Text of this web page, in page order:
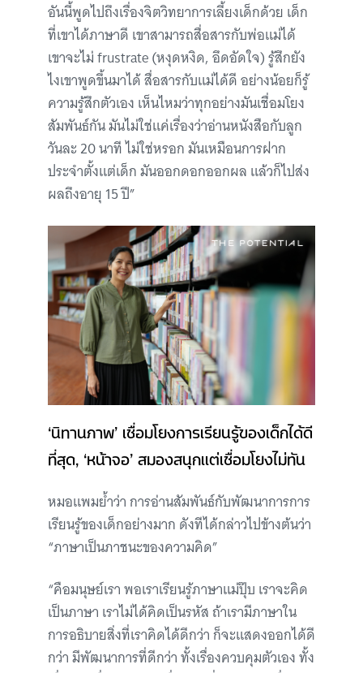
อันนี้พูดไปถึงเรื่องจิตวิทยาการเลี้ยงเด็กด้วย เด็ก
ที่เขาได้ภาษาดี เขาสามารถสื่อสารกับพ่อแม่ได้
เขาจะไม่ frustrate (หงุดหงิด, อึดอัดใจ) รู้สึกยัง
ไงเขาพูดขึ้นมาได้ สื่อสารกับแม่ได้ดี อย่างน้อยก็รู้
ความรู้สึกตัวเอง เห็นไหมว่าทุกอย่างมันเชื่อมโยง
สัมพันธ์กัน มันไม่ใช่แค่เรื่องว่าอ่านหนังสือกับลูก
วันละ 20 นาที ไม่ใช่หรอก มันเหมือนการฝาก
ประจำตั้งแต่เด็ก มันออกดอกออกผล แล้วก็ไปส่ง
ผลถึงอายุ 15 ปี”
‘นิทานภาพ’ เชื่อมโยงการเรียนรู้ของเด็กได้ดี
ที่สุด, ‘หน้าจอ’ สมองสนุกแต่เชื่อมโยงไม่ทัน
หมอแพมย้ำว่า การอ่านสัมพันธ์กับพัฒนาการการ
เรียนรู้ของเด็กอย่างมาก ดังทีได้กล่าวไปข้างต้นว่า
“ภาษาเป็นภาชนะของความคิด”
“คือมนุษย์เรา พอเราเรียนรู้ภาษาแม่ปุ๊บ เราจะคิด
เป็นภาษา เราไม่ได้คิดเป็นรหัส ถ้าเรามีภาษาใน
การอธิบายสิ่งที่เราคิดได้ดีกว่า ก็จะแสดงออกได้ดี
กว่า มีพัฒนาการที่ดีกว่า ทั้งเรื่องควบคุมตัวเอง ทั้ง